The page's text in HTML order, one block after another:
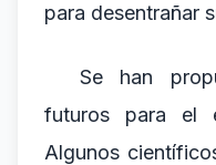
para desentrañar
Se han
futuros para el
Algunos